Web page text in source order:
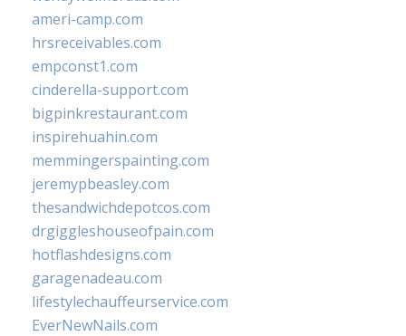
ameri-camp.com
hrsreceivables.com
empconst1.com
cinderella-support.com
bigpinkrestaurant.com
inspirehuahin.com
memmingerspainting.com
jeremypbeasley.com
thesandwichdepotcos.com
drgiggleshouseofpain.com
hotflashdesigns.com
garagenadeau.com
lifestylechauffeurservice.com
EverNewNails.com